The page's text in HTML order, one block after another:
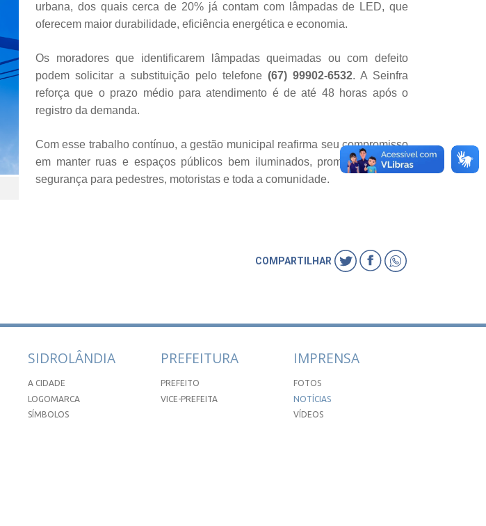
urbana, dos quais cerca de 20% já contam com lâmpadas de LED, que
oferecem maior durabilidade, eficiência energética e economia.
Os moradores que identificarem lâmpadas queimadas ou com defeito
podem solicitar a substituição pelo telefone (67) 99902-6532. A Seinfra
reforça que o prazo médio para atendimento é de até 48 horas após o
registro da demanda.
Com esse trabalho contínuo, a gestão municipal reafirma seu compromisso
em manter ruas e espaços públicos bem iluminados, promovendo mais
segurança para pedestres, motoristas e toda a comunidade.
COMPARTILHAR
SIDROLÂNDIA
A CIDADE
LOGOMARCA
SÍMBOLOS
PREFEITURA
PREFEITO
VICE-PREFEITA
IMPRENSA
FOTOS
NOTÍCIAS
VÍDEOS